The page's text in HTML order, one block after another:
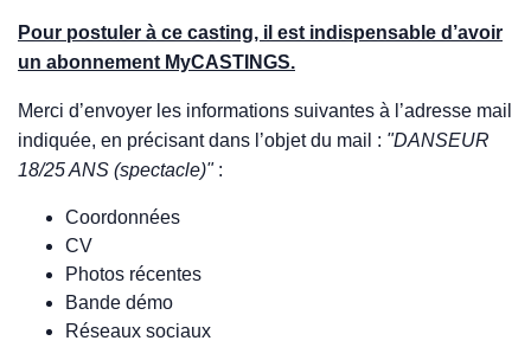
Pour postuler à ce casting, il est indispensable d’avoir
un abonnement MyCASTINGS.
Merci d’envoyer les informations suivantes à l’adresse mail
indiquée, en précisant dans l’objet du mail : "DANSEUR
18/25 ANS (spectacle)":
Coordonnées
CV
Photos récentes
Bande démo
Réseaux sociaux